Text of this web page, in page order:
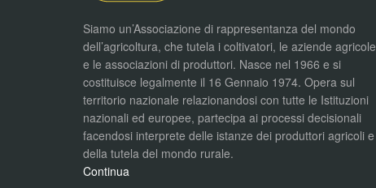
Siamo un’Associazione di rappresentanza del mondo
dell’agricoltura, che tutela i coltivatori, le aziende agricole
e le associazioni di produttori. Nasce nel 1966 e si
costituisce legalmente il 16 Gennaio 1974. Opera sul
territorio nazionale relazionandosi con tutte le Istituzioni
nazionali ed europee, partecipa ai processi decisionali
facendosi interprete delle istanze dei produttori agricoli e
della tutela del mondo rurale.
Continua